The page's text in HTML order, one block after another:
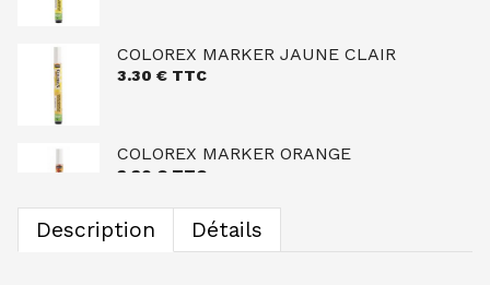
COLOREX MARKER JAUNE CLAIR
3.30 € TTC
COLOREX MARKER ORANGE
3.30 € TTC
COLOREX MARKER ROUGE TURC
Description Détails